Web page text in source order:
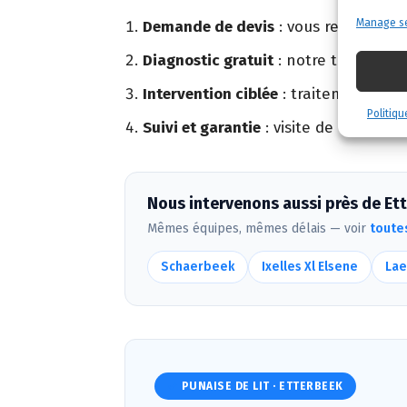
Manage
Demande de devis : vous
Diagnostic gratuit: notre technicien
Intervention ciblée : traitement
Suivi et garantie : visite de contrôle
Nous intervenons aussi près de
Mêmes équipes, mêmes délais — voir
Schaerbeek Ixelles Xl Elsene
PUNAISE DE LIT · ETTERBEEK